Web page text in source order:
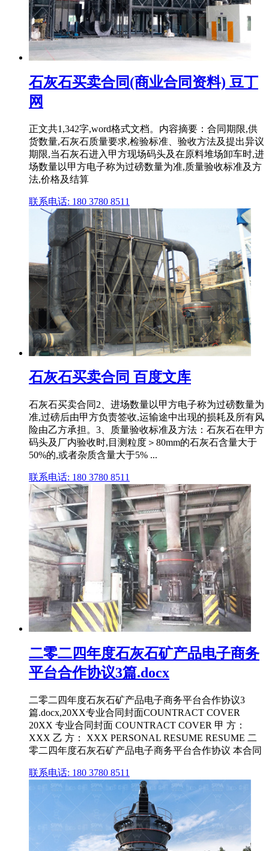
石灰石买卖合同(商业合同资料) 豆丁
网
正文共1,342字,word格式文档。内容摘要：合同期限,供
货数量,石灰石质量要求,检验标准、验收方法及提出异议
期限,当石灰石进入甲方现场码头及在原料堆场卸车时,进
场数量以甲方电子称为过磅数量为准,质量验收标准及方
法,价格及结算
联系电话: 180 3780 8511
石灰石买卖合同 百度文库
石灰石买卖合同2、进场数量以甲方电子称为过磅数量为
准,过磅后由甲方负责签收,运输途中出现的损耗及所有风
险由乙方承担。3、质量验收标准及方法：石灰石在甲方
码头及厂内验收时,目测粒度＞80mm的石灰石含量大于
50%的,或者杂质含量大于5% ...
联系电话: 180 3780 8511
二零二四年度石灰石矿产品电子商务
平台合作协议3篇.docx
二零二四年度石灰石矿产品电子商务平台合作协议3
篇.docx,20XX专业合同封面COUNTRACT COVER
20XX 专业合同封面 COUNTRACT COVER 甲 方：
XXX 乙 方： XXX PERSONAL RESUME RESUME 二
零二四年度石灰石矿产品电子商务平台合作协议 本合同
联系电话: 180 3780 8511